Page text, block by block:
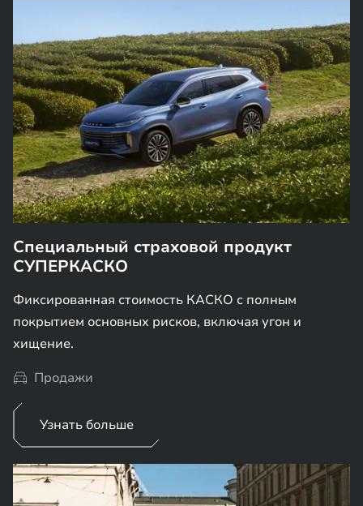
Специальный страховой продукт
СУПЕРКАСКО
Фиксированная стоимость КАСКО с полным
покрытием основных рисков, включая угон и
хищение.
Продажи
Узнать больше